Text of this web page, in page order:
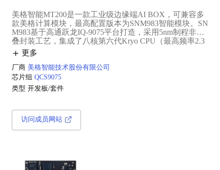
美格智能MT200是一款工业级边缘端AI BOX，可兼容多
款美格计算模块，最高配置版本为SNM983智能模块。SN
M983基于高通跃龙IQ-9075平台打造，采用5nm制程非堆
叠封装工艺，集成了八核第六代Kryo CPU（最高频率2.3
6GHz）、Adreno 663 GPU以及高通Hexagon张量处理
器，AI算力最高可达100 TOPS。该产品支持4K多屏输
出、多路摄像头并发输入、8K超高清视频编解码，同时
配备丰富的工业接口（例如：CAN FD、PCIe、GPIO
等），广泛应用于智能机器人、工业视觉、车载信息娱乐
系统以及边缘计算网关等领域。
更多
厂商 美格智能技术股份有限公司
芯片组 QCS9075
类型 开发板/套件
访问成员网站